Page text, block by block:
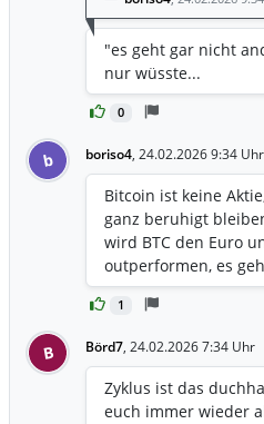
0
"es geht gar nicht
nur wüsste...
b boriso4, 24.02.2026 9:34 Uhr
1
Bitcoin ist keine
ganz beruhigt
wird BTC den Euro
outperformen, es
B Börd7, 24.02.2026 7:34 Uhr
Zyklus ist das
euch immer wieder